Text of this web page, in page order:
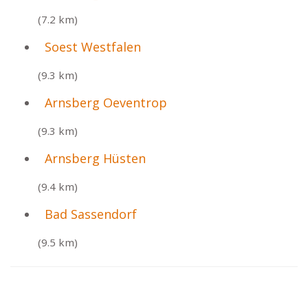
(7.2 km)
Soest Westfalen
(9.3 km)
Arnsberg Oeventrop
(9.3 km)
Arnsberg Hüsten
(9.4 km)
Bad Sassendorf
(9.5 km)